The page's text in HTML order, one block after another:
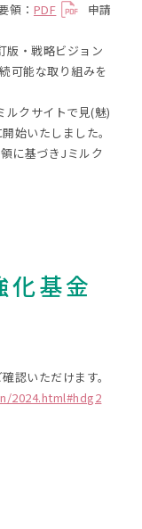
領： PDF
申請
版・戦略ビジョン
可能な取り組みを
クサイトで見(魅)
始いたしました。
に基づきJミルク
化基金
認いただけます。
2024.html#hdg2